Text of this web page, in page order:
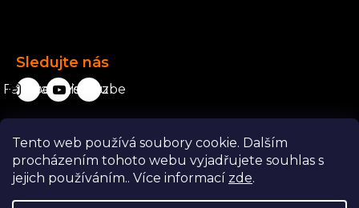
Tento web používá soubory cookie. Dalším
procházením tohoto webu vyjadřujete souhlas s
jejich používáním.. Více informací zde.
Sledujte nás
Facebook
karavanista.cz
YouTube
Odstoupit od smlouvy